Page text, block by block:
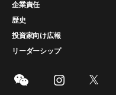
企業責任
歴史
投資家向け広報
リーダーシップ